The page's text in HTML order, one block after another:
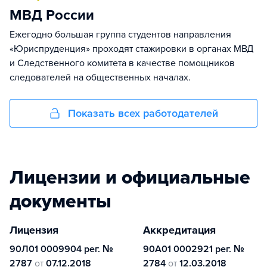
МВД России
Ежегодно большая группа студентов направления
«Юриспруденция» проходят стажировки в органах МВД
и Следственного комитета в качестве помощников
следователей на общественных началах.
Показать всех работодателей
Лицензии и официальные
документы
Лицензия
90Л01 0009904 рег. №
2787 от 07.12.2018
Аккредитация
90А01 0002921 рег. №
2784 от 12.03.2018